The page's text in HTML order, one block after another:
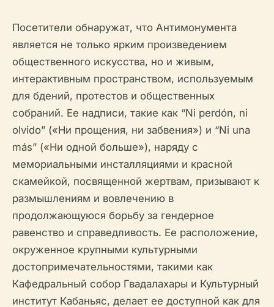
Посетители обнаружат, что Антимонумента
является не только ярким произведением
общественного искусства, но и живым,
интерактивным пространством, используемым
для бдений, протестов и общественных
собраний. Ее надписи, такие как “Ni perdón, ni
olvido” («Ни прощения, ни забвения») и “Ni una
más” («Ни одной больше»), наряду с
мемориальными инсталляциями и красной
скамейкой, посвященной жертвам, призывают к
размышлениям и вовлечению в
продолжающуюся борьбу за гендерное
равенство и справедливость. Ее расположение,
окруженное крупными культурными
достопримечательностями, такими как
Кафедральный собор Гвадалахары и Культурный
институт Кабаньяс, делает ее доступной как для